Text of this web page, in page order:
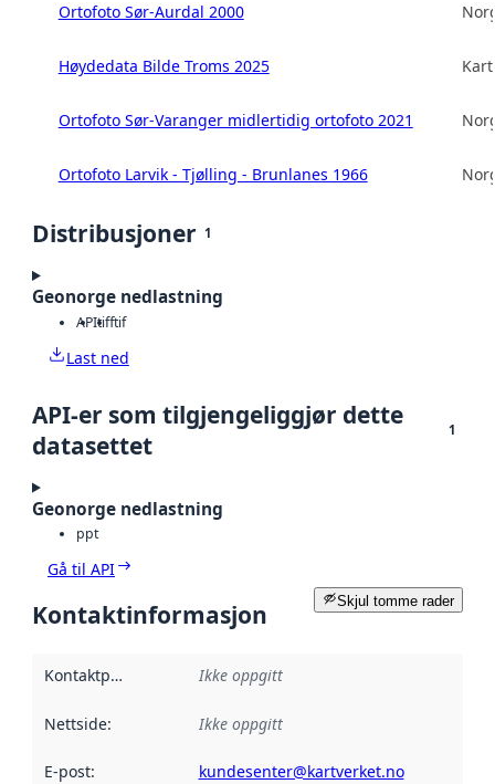
Ortofoto Sør-Aurdal 2000
Høydedata Bilde Troms 2025
Ortofoto Sør-Varanger midlertidig ortofoto 2021
Ortofoto Larvik - Tjølling - Brunlanes 1966
Distribusjoner 1
Geonorge nedlastning
APItifftif
Last ned
API-er som tilgjengeliggjør dette
datasettet
1
Geonorge nedlastning
ppt
Gå til API
Skjul tomme rader
Kontaktinformasjon
Kontaktpunkt Ikke oppgitt
Nettside: Ikke oppgitt
E-post: kundesenter@kartverket.no